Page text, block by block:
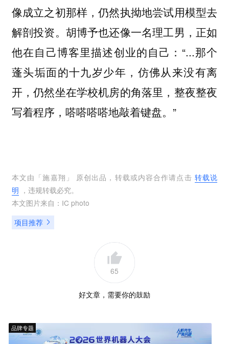
像成立之初那样，仍然执拗地尝试用模型去
解剖投资。胡博予也还像一名理工男，正如
他在自己博客里描述创业的自己：“...那个
蓬头垢面的十九岁少年，仿佛从来没有离
开，仍然坐在学校机房的角落里，整夜整夜
写着程序，嗒嗒嗒嗒地敲着键盘。”
本文由「施嘉翔 」 原创出品，转载或内容合作请点击 转载说
明 ，违规转载必究。
本文图片来自： IC photo
项目推荐
65
好文章，需要你的鼓励
品牌专题